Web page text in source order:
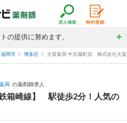
の提供に努めます。
福岡市 博多区 大賀薬局 中呉服町店 株式会社大
局 の薬剤師求人
鉄箱崎線】 駅徒歩2分！人気の